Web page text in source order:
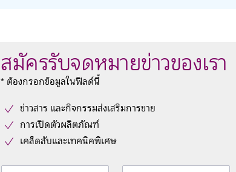
สมัครรับจดหมายข่าวของเรา
* ต้องกรอกข้อมูลในฟิลด์นี้
ข่าวสาร และกิจกรรมส่งเสริมการขาย
การเปิดตัวผลิตภัณฑ์
เคล็ดลับและเทคนิคพิเศษ